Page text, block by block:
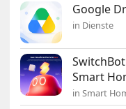
Google
in Dienste
Smart
in Smart